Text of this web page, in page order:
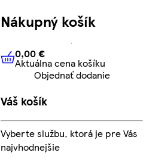
Nákupný košík
0,00 € Aktuálna cena košíku
0,00 €
Aktuálna cena košíku
Objednať dodanie
Váš košík
Vyberte službu, ktorá je pre Vás
najvhodnejšie